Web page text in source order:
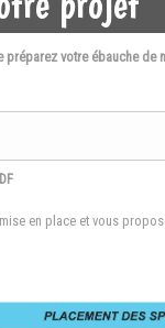
votre ébauche de
en place et vous